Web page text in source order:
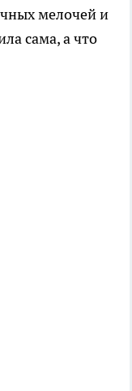
мелочей и
сама, а что